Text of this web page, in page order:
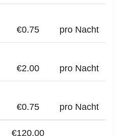
€0.75 pro Nacht
€2.00 pro Nacht
€0.75 pro Nacht
€120.00